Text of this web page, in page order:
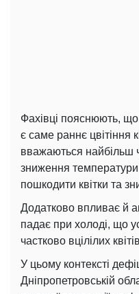
Фахівці пояснюють,
є саме раннє цвітіння
вважаються найбільш
зниження температури
пошкодити квітки та
Додатково впливає й
падає при холоді, що
частково вцілілих
У цьому контексті
Дніпропетровській